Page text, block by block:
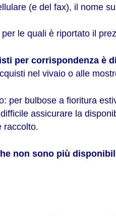
(e del fax), il nome
le quali è riportato il
per corrispondenza è
nel vivaio o alle
per bulbose a fioritura
assicurare la
raccolto.
non sono più